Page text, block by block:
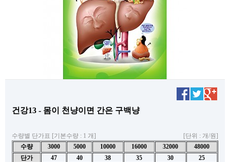
건강13 - 몸이 천냥이면 간은 구백냥
수량별 단가표 [기본수량 : 1 개]
[단위 : 개/원]
수량
3000 5000 10000 16000 32000
48000
단가
47 40 38 35 30 25